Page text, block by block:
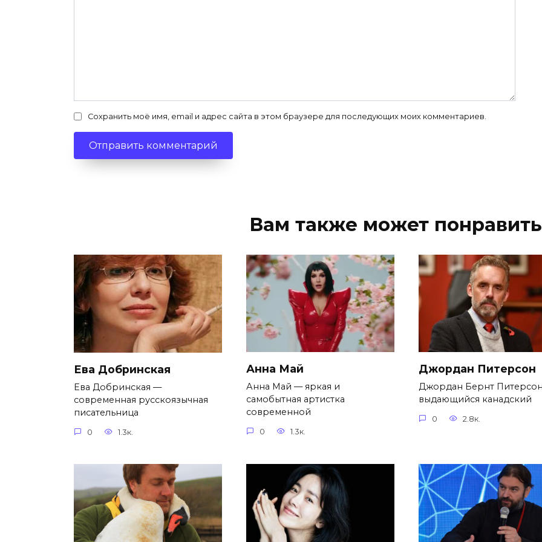
Сохранить моё имя, email и адрес сайта в этом браузере для последующих моих комментариев.
Вам также может
Ева Добринская
Ева Добринская —
современная русскоязычная
писательница
0 1.3к.
Анна Май
Анна Май — яркая и
самобытная артистка
современной
0 1.3к.
Джордан Питерсон
Джордан Бернт
выдающийся канадский
0 2.8к.